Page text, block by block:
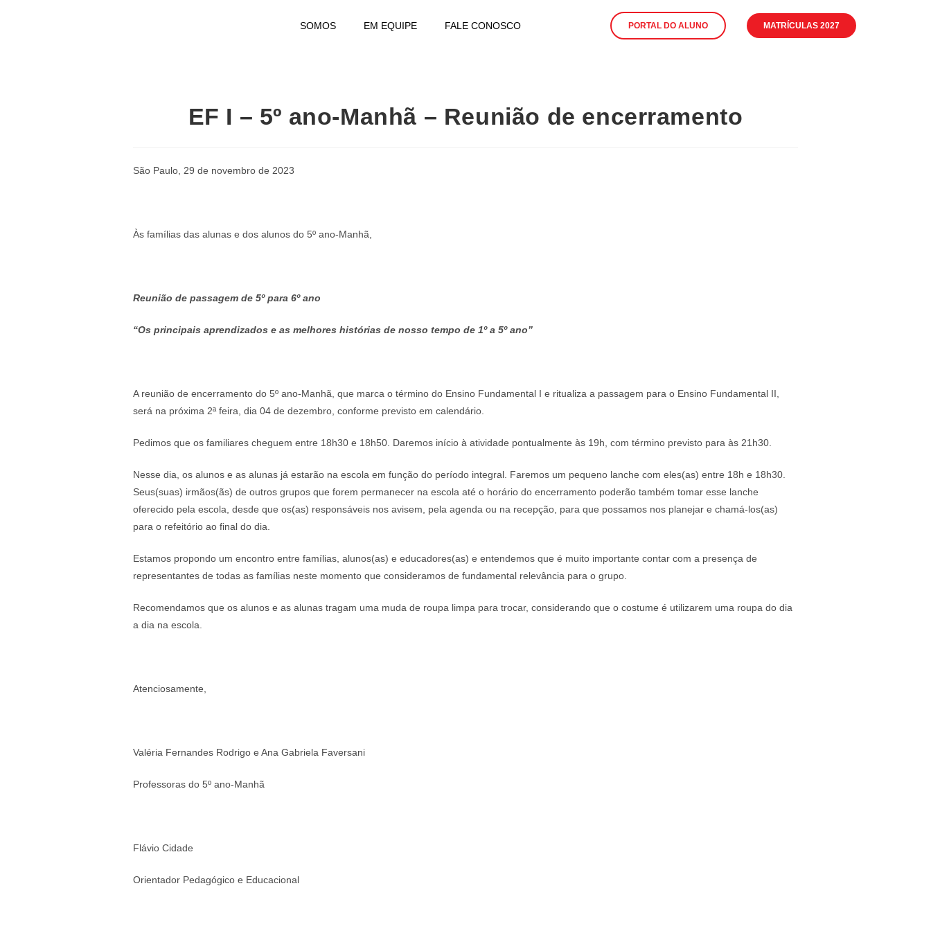
SOMOS EM EQUIPE FALE CONOSCO PORTAL DO ALUNO MATRÍCULAS 2027
EF I – 5º ano-Manhã – Reunião de encerramento
São Paulo, 29 de novembro de 2023
Às famílias das alunas e dos alunos do 5º ano-Manhã,
Reunião de passagem de 5º para 6º ano
“Os principais aprendizados e as melhores histórias de nosso tempo de 1º a 5º ano”
A reunião de encerramento do 5º ano-Manhã, que marca o término do Ensino Fundamental I e ritualiza a passagem para o Ensino Fundamental II,
será na próxima 2ª feira, dia 04 de dezembro, conforme previsto em calendário.
Pedimos que os familiares cheguem entre 18h30 e 18h50. Daremos início à atividade pontualmente às 19h, com término previsto para às 21h30.
Nesse dia, os alunos e as alunas já estarão na escola em função do período integral. Faremos um pequeno lanche com eles(as) entre 18h e 18h30.
Seus(suas) irmãos(ãs) de outros grupos que forem permanecer na escola até o horário do encerramento poderão também tomar esse lanche
oferecido pela escola, desde que os(as) responsáveis nos avisem, pela agenda ou na recepção, para que possamos nos planejar e chamá-los(as)
para o refeitório ao final do dia.
Estamos propondo um encontro entre famílias, alunos(as) e educadores(as) e entendemos que é muito importante contar com a presença de
representantes de todas as famílias neste momento que consideramos de fundamental relevância para o grupo.
Recomendamos que os alunos e as alunas tragam uma muda de roupa limpa para trocar, considerando que o costume é utilizarem uma roupa do dia
a dia na escola.
Atenciosamente,
Valéria Fernandes Rodrigo e Ana Gabriela Faversani
Professoras do 5º ano-Manhã
Flávio Cidade
Orientador Pedagógico e Educacional